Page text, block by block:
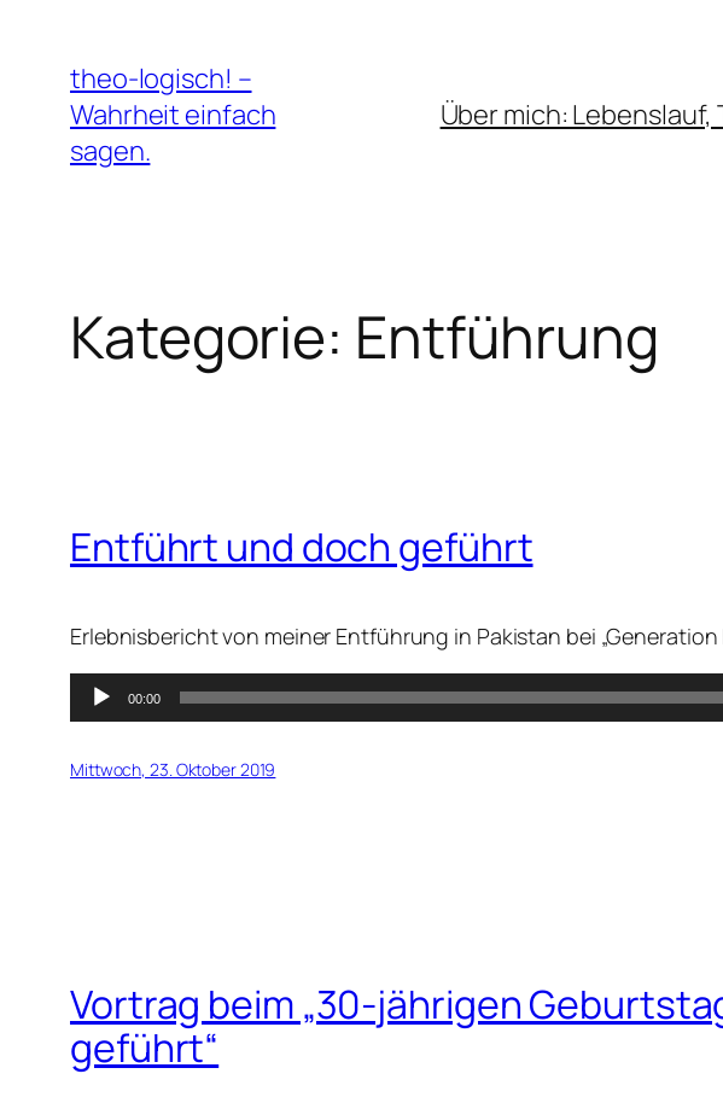
Inhalt
springen
theo-logisch! –
Wahrheit einfach
sagen.
Über mich:
Kategorie: Entführung
Entführt und doch geführt
Erlebnisbericht von meiner Entführung in Pakistan bei „Generation
Audio-
Player
00:00
Mittwoch, 23. Oktober 2019
Vortrag beim „30-jährigen
geführt“